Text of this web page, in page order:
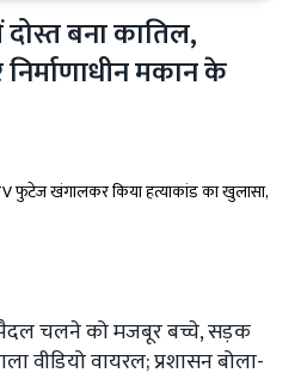
बना कातिल,
मकान के
फुटेज खंगालकर किया हत्याकांड का खुलासा,
पैदल चलने को मजबूर बच्चे, सड़क
वीडियो वायरल; प्रशासन बोला-